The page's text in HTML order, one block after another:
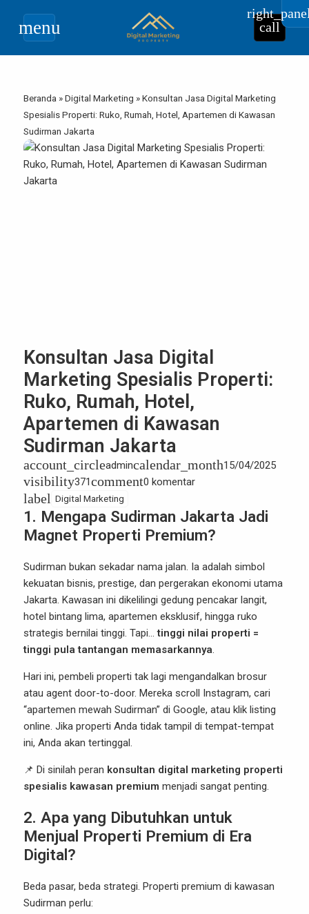
menu call
Beranda »Digital Marketing »Konsultan Jasa Digital Marketing
Spesialis Properti: Ruko, Rumah, Hotel, Apartemen di Kawasan
Sudirman Jakarta
Konsultan Jasa Digital
Marketing Spesialis Properti:
Ruko, Rumah, Hotel,
Apartemen di Kawasan
Sudirman Jakarta
account_circleadmincalendar_month15/04/2025
visibility371comment0 komentar
label Digital Marketing
1. Mengapa Sudirman Jakarta Jadi
Magnet Properti Premium?
Sudirman bukan sekadar nama jalan. Ia adalah simbol
kekuatan bisnis, prestige, dan pergerakan ekonomi utama
Jakarta. Kawasan ini dikelilingi gedung pencakar langit,
hotel bintang lima, apartemen eksklusif, hingga ruko
strategis bernilai tinggi. Tapi…tinggi nilai properti =
tinggi pula tantangan memasarkannya.
Hari ini, pembeli properti tak lagi mengandalkan brosur
atau agent door-to-door. Mereka scroll Instagram, cari
“apartemen mewah Sudirman” di Google, atau klik listing
online. Jika properti Anda tidak tampil di tempat-tempat
ini, Anda akan tertinggal.
📌 Di sinilah peran konsultan digital marketing properti
spesialis kawasan premium menjadi sangat penting.
2. Apa yang Dibutuhkan untuk
Menjual Properti Premium di Era
Digital?
Beda pasar, beda strategi. Properti premium di kawasan
Sudirman perlu: